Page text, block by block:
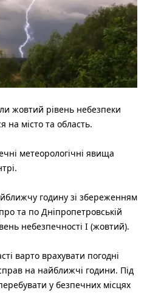
жовтий рівень небезпеки
на місто та область.
метеорологічні явища
годину зі збереженням
та по Дніпропетровській
небезпечності I (жовтий).
варто врахувати погодні
на найближчі години. Під
у безпечних місцях